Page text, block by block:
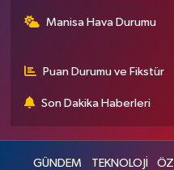
Manisa Hava Durumu
Puan Durumu ve Fikstür
Son Dakika Haberleri
GÜNDEM TEKNOLOJİ